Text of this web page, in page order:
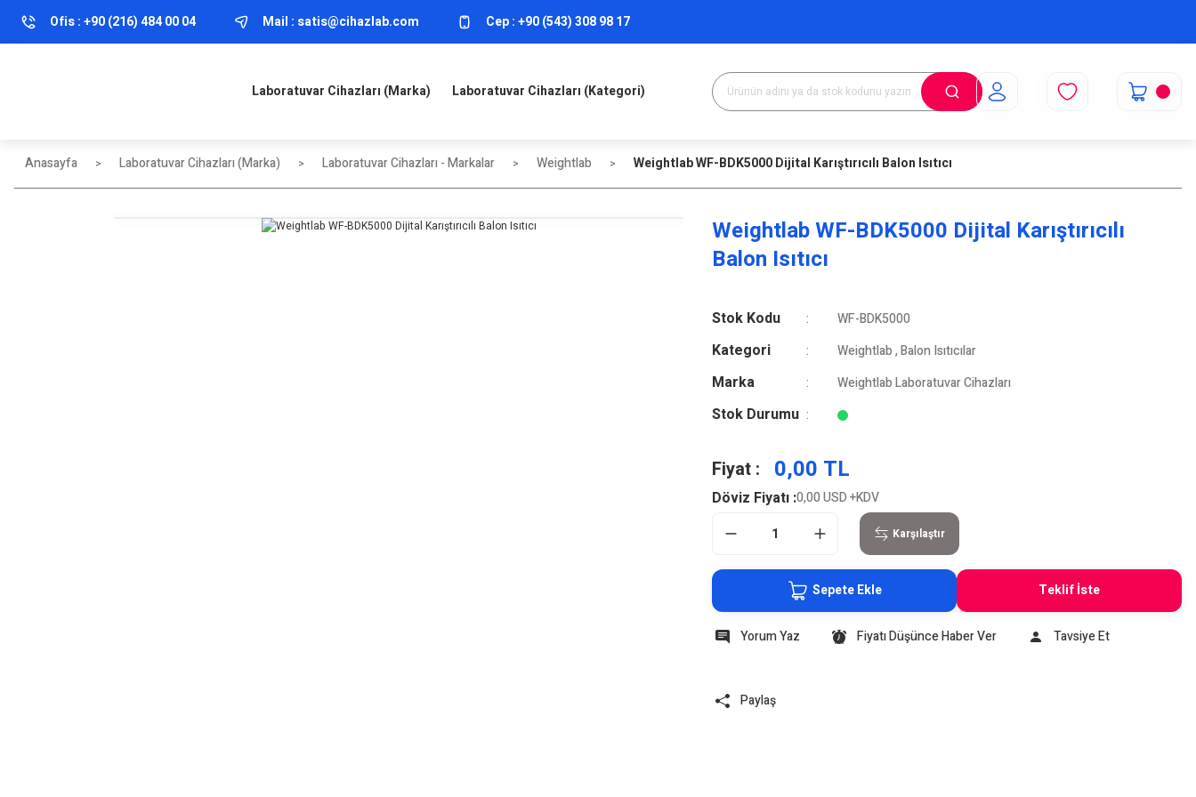
Ofis :+90 (216) 484 00 04 Mail : satis@cihazlab.com Cep :+90 (543) 308 98 17
Laboratuvar Cihazları (Marka) Laboratuvar Cihazları (Kategori)
Anasayfa Laboratuvar Cihazları (Marka) Laboratuvar Cihazları - Markalar Weightlab Weightlab WF-BDK5000 Dijital Karıştırıcılı Balon Isıtıcı
Weightlab WF-BDK5000 Dijital Karıştırıcılı
Balon Isıtıcı
Stok Kodu WF-BDK5000
Kategori Weightlab,Balon Isıtıcılar
Marka Weightlab Laboratuvar Cihazları
Stok Durumu
Fiyat : 0,00 TL
Döviz Fiyatı :0,00 USD+KDV
Karşılaştır
Sepete Ekle Teklif İste
Yorum Yaz Fiyatı Düşünce Haber Ver Tavsiye Et
Paylaş